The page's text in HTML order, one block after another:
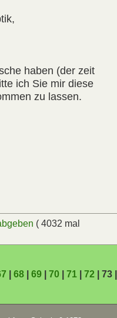
haben (der zeit
ich Sie mir diese
zu lassen.
( 4032 mal
|68 |69 |70 |71 |72 | 73 |